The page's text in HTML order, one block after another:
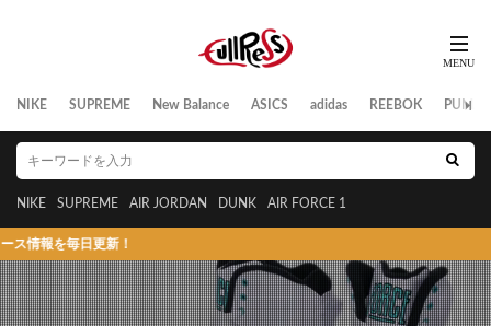
NIKE SUPREME New Balance ASICS adidas REEBOK PUMA
NIKE SUPREME AIR JORDAN DUNK AIR FORCE 1
日更新！